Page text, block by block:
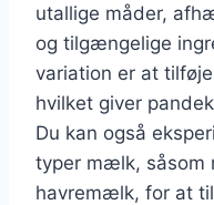
utallige måder,
og tilgængelige
variation er at
hvilket giver
Du kan også
typer mælk, såsom
havremælk, for at